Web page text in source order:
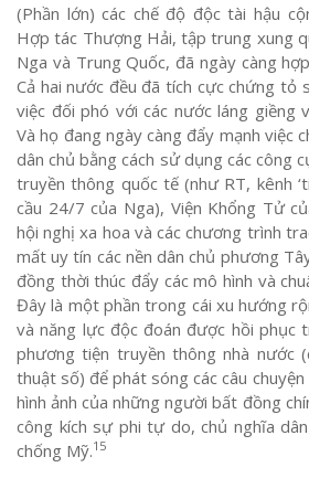
(Phần lớn) các chế độ độc tài hậu
Hợp tác Thượng Hải, tập trung xung
Nga và Trung Quốc, đã ngày càng
Cả hai nước đều đã tích cực chứng tỏ
việc đối phó với các nước láng giềng
Và họ đang ngày càng đẩy mạnh việc
dân chủ bằng cách sử dụng các công
truyền thông quốc tế (như RT, kênh
cầu 24/7 của Nga), Viện Khổng Tử
hội nghị xa hoa và các chương trình
mất uy tín các nền dân chủ phương
đồng thời thúc đẩy các mô hình và
Đây là một phần trong cái xu hướng
và năng lực độc đoán được hồi phục
phương tiện truyền thông nhà nước
thuật số) để phát sóng các câu
hình ảnh của những người bất đồng
công kích sự phi tự do, chủ nghĩa
chống Mỹ.15